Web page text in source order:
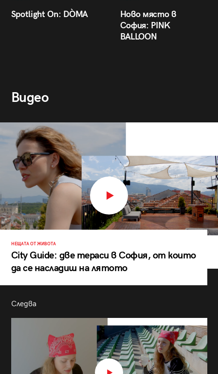
Spotlight On: DÒMA
Ново място в
София: PINK
BALLOON
Видео
НЕЩАТА ОТ ЖИВОТА
City Guide: две тераси в София, от които
да се насладиш на лятото
Следва